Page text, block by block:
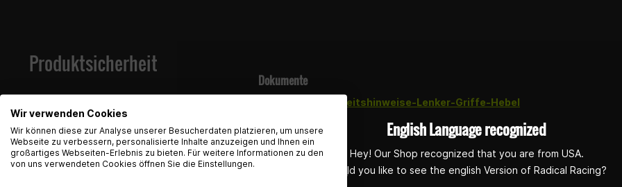
Produktsicherheit
Dokumente
Produktsicherheitshinweise-Lenker-Griffe-Hebel
Hersteller:
Im Langgewann 5-7
English Language recognized
Hey! Our Shop recognized that you are from USA.
Would you like to see the english Version of Radical Racing?
Wir verwenden Cookies
Wir können diese zur Analyse unserer Besucherdaten platzieren, um unsere
Webseite zu verbessern, personalisierte Inhalte anzuzeigen und Ihnen ein
großartiges Webseiten-Erlebnis zu bieten. Für weitere Informationen zu den
von uns verwendeten Cookies öffnen Sie die Einstellungen.